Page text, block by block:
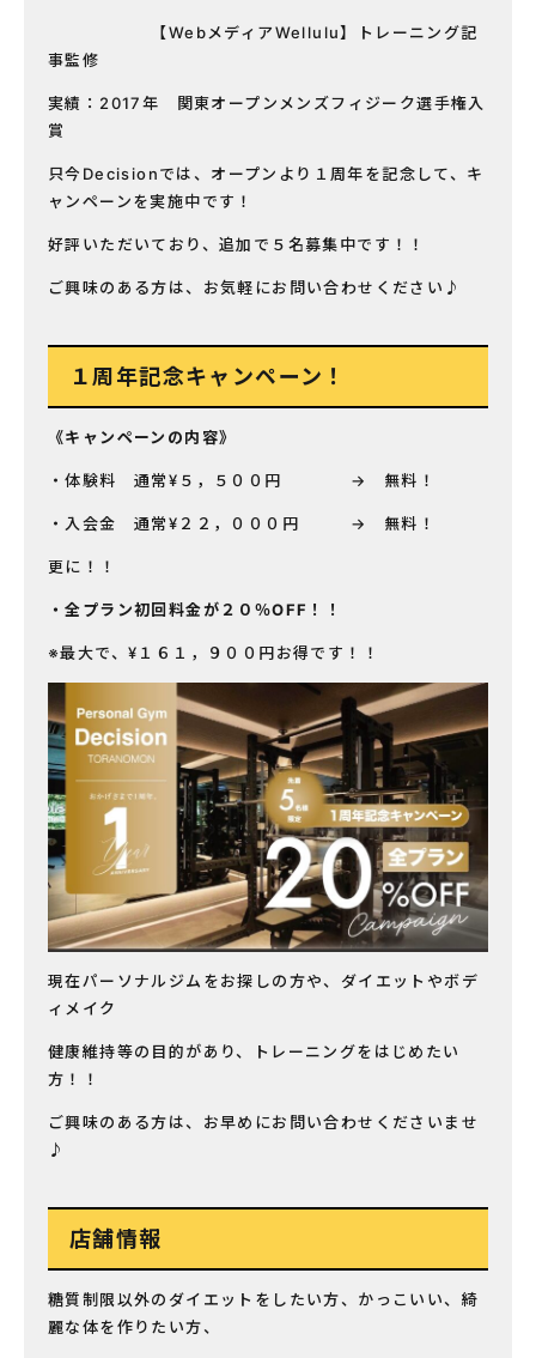
【WebメディアWellulu】トレーニング記
事監修
実績：2017年 関東オープンメンズフィジーク選手権入
賞
只今Decisionでは、オープンより１周年を記念して、キ
ャンペーンを実施中です！
好評いただいており、追加で５名募集中です！！
ご興味のある方は、お気軽にお問い合わせください♪
１周年記念キャンペーン！
《キャンペーンの内容》
・体験料 通常¥５，５００円 → 無料！
・入会金 通常¥２２，０００円 → 無料！
更に！！
・全プラン初回料金が２０％OFF！！
※最大で、¥１６１，９００円お得です！！
現在パーソナルジムをお探しの方や、ダイエットやボデ
ィメイク
健康維持等の目的があり、トレーニングをはじめたい
方！！
ご興味のある方は、お早めにお問い合わせくださいませ
♪
店舗情報
糖質制限以外のダイエットをしたい方、かっこいい、綺
麗な体を作りたい方、